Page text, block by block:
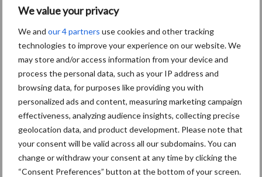
We value your privacy
We and our 4 partners use cookies and other tracking
technologies to improve your experience on our website. We
may store and/or access information from your device and
process the personal data, such as your IP address and
browsing data, for purposes like providing you with
personalized ads and content, measuring marketing campaign
effectiveness, analyzing audience insights, collecting precise
geolocation data, and product development. Please note that
your consent will be valid across all our subdomains. You can
change or withdraw your consent at any time by clicking the
“Consent Preferences” button at the bottom of your screen.
Grondprijzen
grondprijzen in het meest recente kwartaal opgenomen. De
gemiddelde agrarische grondprijs loopt in het tweede kwartaal
van 2023 uiteen van 60.700 euro in Friesland tot 161.900 euro
per hectare in Flevoland. In de drie zuidelijke provincies en in
Noord-Holland ligt de grondprijs tussen ongeveer 81.000 en
85.000 euro per hectare, en in de overige zes provincies (in het
noorden, oosten en midden van het land) zit de prijs rond 70.000
euro per hectare.